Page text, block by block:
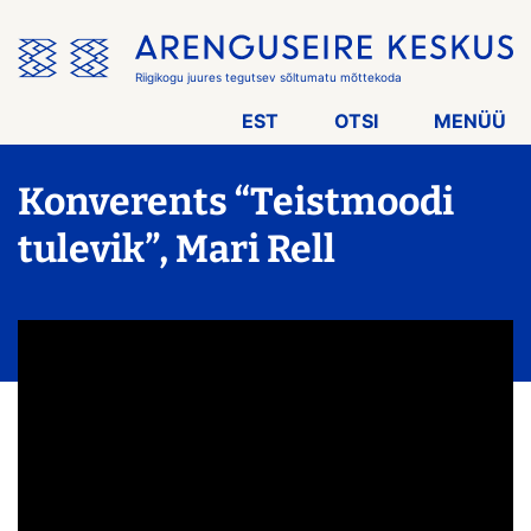
menüü
vahele
Riigikogu juures tegutsev sõltumatu mõttekoda
EST OTSI MENÜÜ
Konverents “Teistmoodi
tulevik”, Mari Rell